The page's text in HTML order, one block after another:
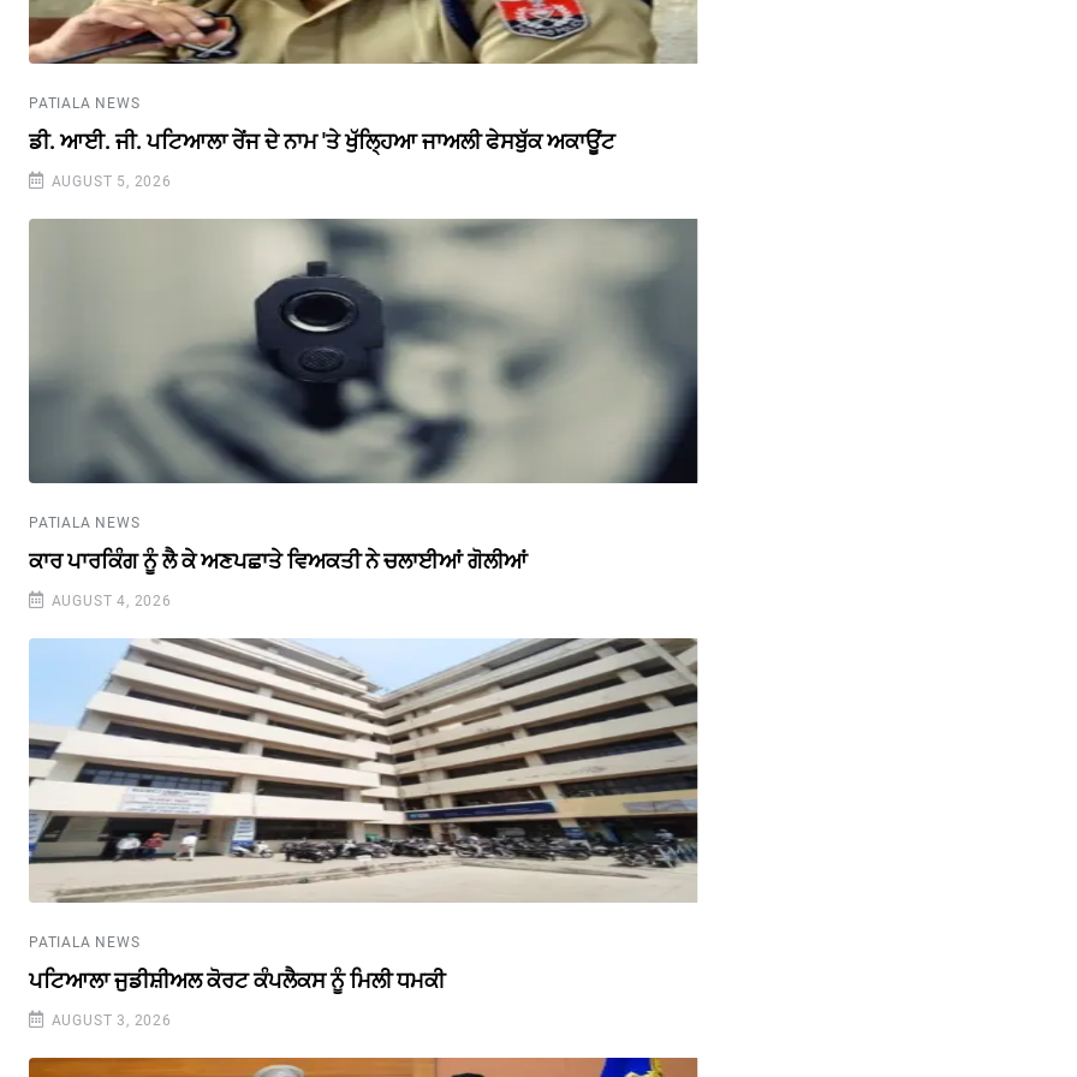
PATIALA NEWS
ਡੀ. ਆਈ. ਜੀ. ਪਟਿਆਲਾ ਰੇਂਜ ਦੇ ਨਾਮ 'ਤੇ ਖੁੱਲ੍ਹਿਆ ਜਾਅਲੀ ਫੇਸਬੁੱਕ ਅਕਾਊਂਟ
AUGUST 5, 2026
PATIALA NEWS
ਕਾਰ ਪਾਰਕਿੰਗ ਨੂੰ ਲੈ ਕੇ ਅਣਪਛਾਤੇ ਵਿਅਕਤੀ ਨੇ ਚਲਾਈਆਂ ਗੋਲੀਆਂ
AUGUST 4, 2026
PATIALA NEWS
ਪਟਿਆਲਾ ਜੁਡੀਸ਼ੀਅਲ ਕੋਰਟ ਕੰਪਲੈਕਸ ਨੂੰ ਮਿਲੀ ਧਮਕੀ
AUGUST 3, 2026